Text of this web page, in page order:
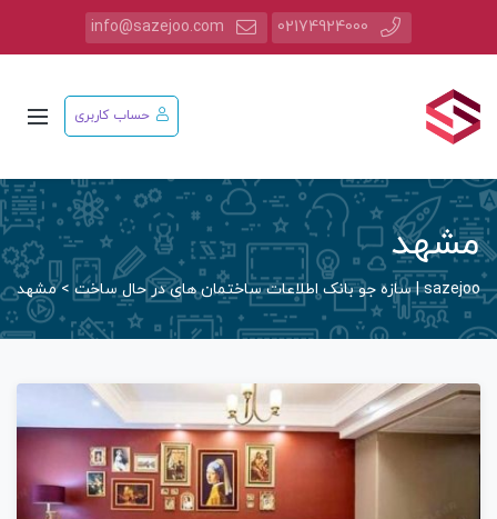
02174924000
info@sazejoo.com
حساب کاربری
مشهد
sazejoo | سازه جو بانک اطلاعات ساختمان های در حال ساخت >مشهد